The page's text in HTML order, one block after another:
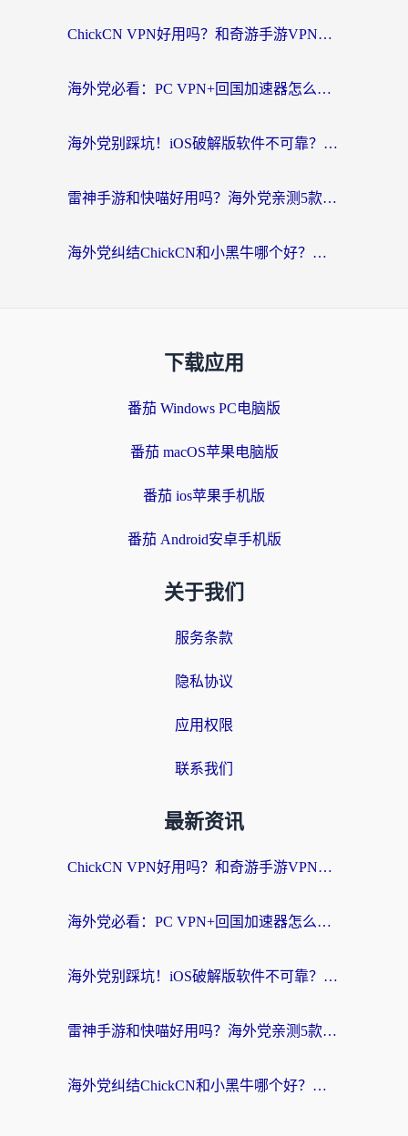
ChickCN VPN好用吗？和奇游手游VPN对比哪个回国效果更好？海外党亲测实用指南
海外党必看：PC VPN+回国加速器怎么选？无缝访问国内资源全攻略
海外党别踩坑！iOS破解版软件不可靠？教你选对回国加速器无缝看国内资源
雷神手游和快喵好用吗？海外党亲测5款回国加速器，附斧牛Bling对比+微信视频号解决办法
海外党纠结ChickCN和小黑牛哪个好？一篇帮你选对回国加速器的实用指南
下载应用
番茄 Windows PC电脑版
番茄 macOS苹果电脑版
番茄 ios苹果手机版
番茄 Android安卓手机版
关于我们
服务条款
隐私协议
应用权限
联系我们
最新资讯
ChickCN VPN好用吗？和奇游手游VPN对比哪个回国效果更好？海外党亲测实用指南
海外党必看：PC VPN+回国加速器怎么选？无缝访问国内资源全攻略
海外党别踩坑！iOS破解版软件不可靠？教你选对回国加速器无缝看国内资源
雷神手游和快喵好用吗？海外党亲测5款回国加速器，附斧牛Bling对比+微信视频号解决办法
海外党纠结ChickCN和小黑牛哪个好？一篇帮你选对回国加速器的实用指南